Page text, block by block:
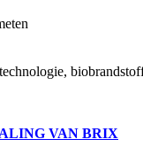
VAN BRIX